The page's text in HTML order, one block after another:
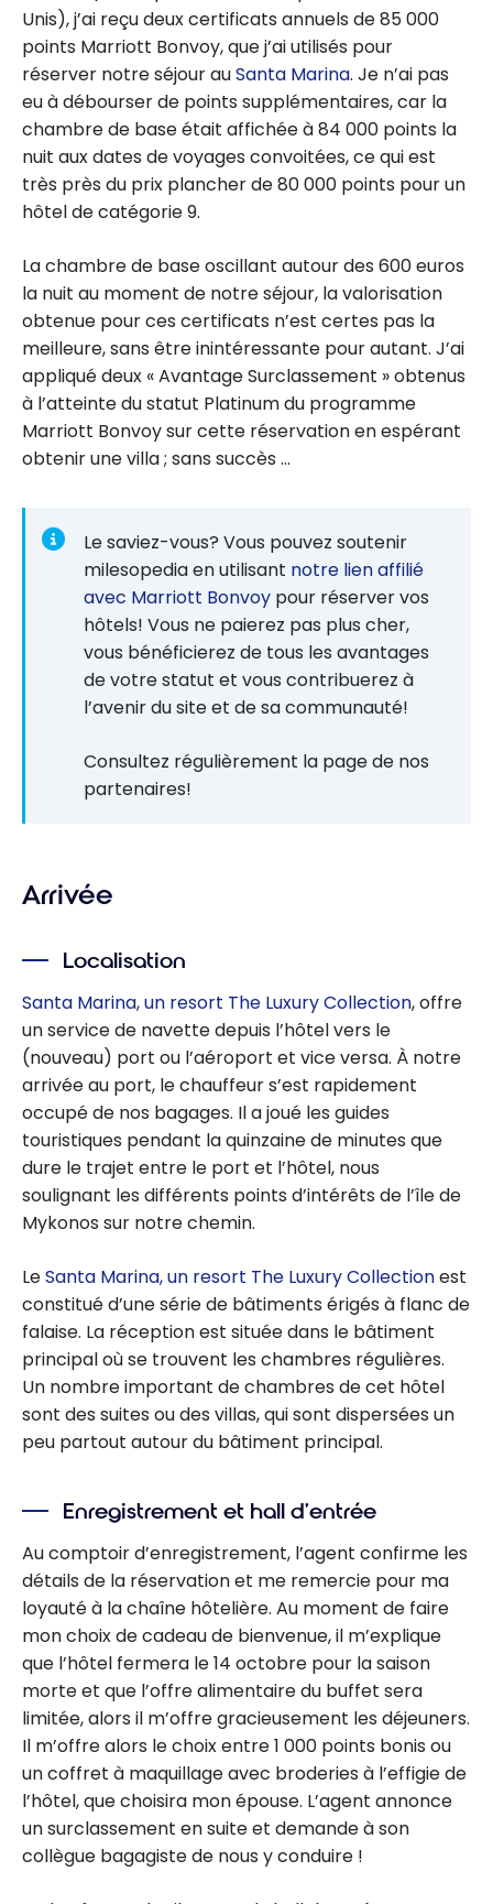
Unis), j’ai reçu deux certificats annuels de 85 000
points Marriott Bonvoy, que j’ai utilisés pour
réserver notre séjour auSanta Marina. Je n’ai pas
eu à débourser de points supplémentaires, car la
chambre de base était affichée à 84 000 points la
nuit aux dates de voyages convoitées, ce qui est
très près du prix plancher de 80 000 points pour un
hôtel de catégorie 9.
La chambre de base oscillant autour des 600 euros
la nuit au moment de notre séjour, la valorisation
obtenue pour ces certificats n’est certes pas la
meilleure, sans être inintéressante pour autant. J’ai
appliqué deux « Avantage Surclassement » obtenus
à l’atteinte du statut Platinum du programme
Marriott Bonvoy sur cette réservation en espérant
obtenir une villa ; sans succès …
Le saviez-vous? Vous pouvez soutenir
milesopedia en utilisant notre lien affilié
avec Marriott Bonvoy pour réserver vos
hôtels! Vous ne paierez pas plus cher,
vous bénéficierez de tous les avantages
de votre statut et vous contribuerez à
l’avenir du site et de sa communauté!
Consultez régulièrement la page de nos
partenaires!
Arrivée
Localisation
Santa Marina, un resort The Luxury Collection, offre
un service de navette depuis l’hôtel vers le
(nouveau) port ou l’aéroport et vice versa. À notre
arrivée au port, le chauffeur s’est rapidement
occupé de nos bagages. Il a joué les guides
touristiques pendant la quinzaine de minutes que
dure le trajet entre le port et l’hôtel, nous
soulignant les différents points d’intérêts de l’île de
Mykonos sur notre chemin.
LeSanta Marina, un resort The Luxury Collectionest
constitué d’une série de bâtiments érigés à flanc de
falaise. La réception est située dans le bâtiment
principal où se trouvent les chambres régulières.
Un nombre important de chambres de cet hôtel
sont des suites ou des villas, qui sont dispersées un
peu partout autour du bâtiment principal.
Enregistrement et hall d’entrée
Au comptoir d’enregistrement, l’agent confirme les
détails de la réservation et me remercie pour ma
loyauté à la chaîne hôtelière. Au moment de faire
mon choix de cadeau de bienvenue, il m’explique
que l’hôtel fermera le 14 octobre pour la saison
morte et que l’offre alimentaire du buffet sera
limitée, alors il m’offre gracieusement les déjeuners.
Il m’offre alors le choix entre 1 000 points bonis ou
un coffret à maquillage avec broderies à l’effigie de
l’hôtel, que choisira mon épouse. L’agent annonce
un surclassement en suite et demande à son
collègue bagagiste de nous y conduire !